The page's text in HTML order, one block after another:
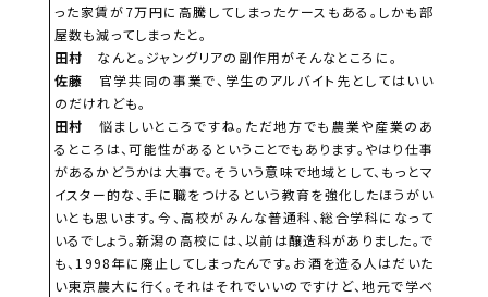
った家賃が7万円に高騰してしまったケースもある。しかも部
屋数も減ってしまったと。
田村 なんと。ジャングリアの副作用がそんなところに。
佐藤
官学共同の事業で、学生のアルバイト先としてはいい
のだけれども。
田村
悩ましいところですね。ただ地方でも農業や産業のあ
るところは、可能性があるということでもあります。やはり仕事
があるかどうかは大事で。そういう意味で地域として、もっとマ
イスター的な、手に職をつけるという教育を強化したほうがい
いとも思います。今、高校がみんな普通科、総合学科になって
いるでしょう。新潟の高校には、以前は醸造科がありました。で
も、1998年に廃止してしまったんです。お酒を造る人はだいた
い東京農大に行く。それはそれでいいのですけど、地元で学べ